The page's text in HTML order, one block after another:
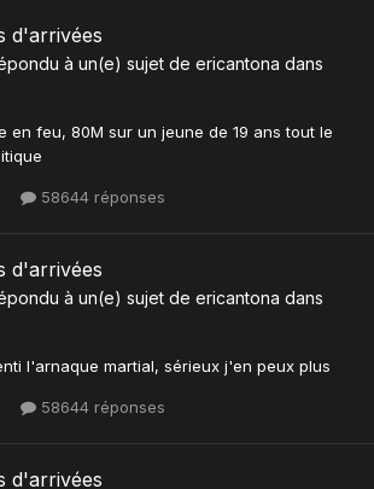
d'arrivées
à un(e) sujet de ericantona dans
en feu, 80M sur un jeune de 19 ans tout le
58644 réponses
d'arrivées
à un(e) sujet de ericantona dans
l'arnaque martial, sérieux j'en peux plus
58644 réponses
d'arrivées